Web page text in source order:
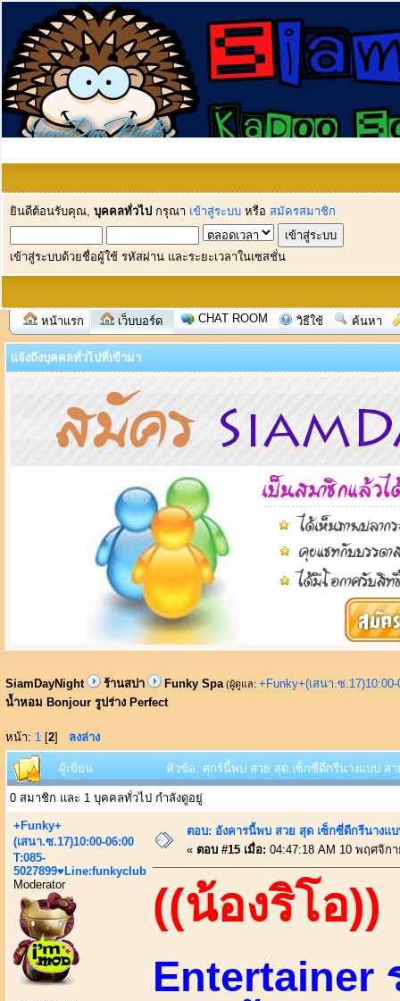
ยินดีต้อนรับคุณ, บุคคลทั่วไป กรุณา เข้าสู่ระบบ หรือ สมัครสมาชิก
เข้าสู่ระบบด้วยชื่อผู้ใช้ รหัสผ่าน และระยะเวลาในเซสชั่น
หน้าแรก เว็บบอร์ด CHAT ROOM วิธีใช้ ค้นหา
แจ้งถึงบุคคลทั่วไปที่เข้ามา
SiamDayNight ร้านสปา Funky Spa (ผู้ดูแล: +Funky+(เสนา.ซ
น้ำหอม Bonjour รูปร่าง Perfect
หน้า: 1 [2] ลงล่าง
ผู้เขียน หัวข้อ: ศุกร์นี้พบ สวย สุด เซ็กซี่ดีกรีนางแบบ สา
0 สมาชิก และ 1 บุคคลทั่วไป กำลังดูอยู่
+Funky+
(เสนา.ซ.17)10:00-06:00
T:085-
5027899♥Line:funkyclub
Moderator
ตอบ: อังคารนี้พบ สวย สุด เซ็กซี่ดีกรีนางแ
« ตอบ #15 เมื่อ: 04:47:18 AM 10 พฤศจิก
((น้องริโอ))
Entertainer